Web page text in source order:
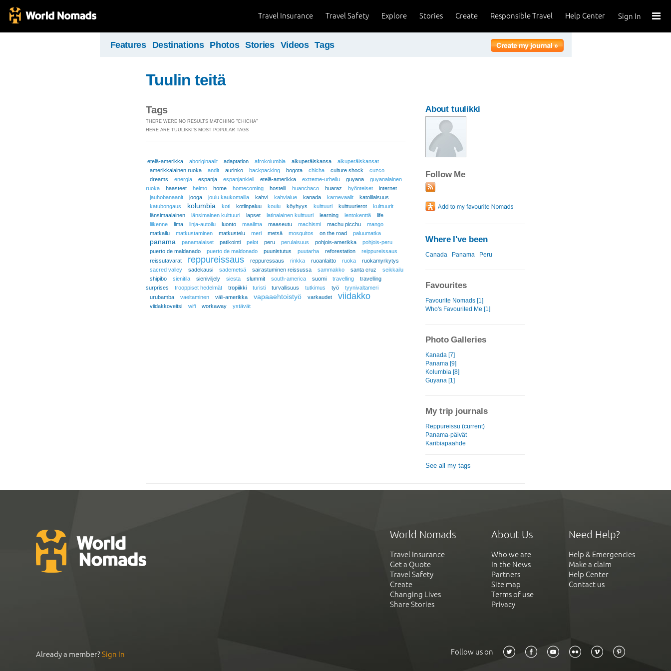
Sign In
Help Center
Responsible Travel
Create
Stories
Explore
Travel Safety
Travel Insurance
Features Destinations Photos Stories Videos Tags
Tuulin teitä
Tags
THERE WERE NO RESULTS MATCHING "CHICHA"
HERE ARE TUULIKKI'S MOST POPULAR TAGS
.etelä-amerikka aboriginaalit adaptation afrokolumbia alkuperäiskansa
alkuperäiskansat
amerikkalainen ruoka
andit aurinko backpacking bogota chicha culture shock
cuzco
dreams
energia espanja espanjankieli etelä-amerikka extreme-urheilu guyana
guyanalainen
ruoka
haasteet heimo home homecoming hostelli huanchaco huaraz hyönteiset
internet
jauhobanaanit
jooga joulu kaukomailla kahvi kahvialue kanada karnevaalit
katolilaisuus
katubongaus
kolumbia koti kotiinpaluu koulu köyhyys kulttuuri kulttuurierot
kulttuurit
länsimaalainen
länsimainen kulttuuri lapset latinalainen kulttuuri learning lentokenttä
life
liikenne
lima linja-autoilu luonto maailma maaseutu machismi machu picchu
mango
matkailu
matkustaminen matkustelu meri metsä mosquitos on the road paluumatka
panama panamalaiset patikointi pelot peru perulaisuus pohjois-amerikka
pohjois-peru
puerto de maldanado
puerto de maldonado puunistutus puutarha reforestation
reippureissaus
reissutavarat
reppureissaus reppuressaus rinkka ruoanlaitto ruoka
ruokamyrkytys
sacred valley
sadekausi sademetsä sairastuminen reissussa sammakko santa cruz
seikkailu
shipibo
sienitila sieniviljely siesta slummit south-america suomi travelling
travelling
surprises
trooppiset hedelmät tropiikki turisti turvallisuus tutkimus työ
tyynivaltameri
urubamba
vaeltaminen väli-amerikka vapaaehtoistyö varkaudet viidakko
viidakkoveitsi wifi workaway ystävät
About tuulikki
Follow Me
Where I've been
Canada Panama Peru
Favourites
Favourite Nomads [1]
Who's Favourited Me [1]
Photo Galleries
Kanada [7]
Panama [9]
Kolumbia [8]
Guyana [1]
My trip journals
Reppureissu (current)
Panama-päivät
Karibiapaahde
See all my tags
World Nomads
Travel Insurance
Get a Quote
Travel Safety
Create
Changing Lives
Share Stories
About Us
Who we are
In the News
Partners
Site map
Terms of use
Privacy
Need Help?
Help & Emergencies
Make a claim
Help Center
Contact us
Already a member?Sign In Follow us on